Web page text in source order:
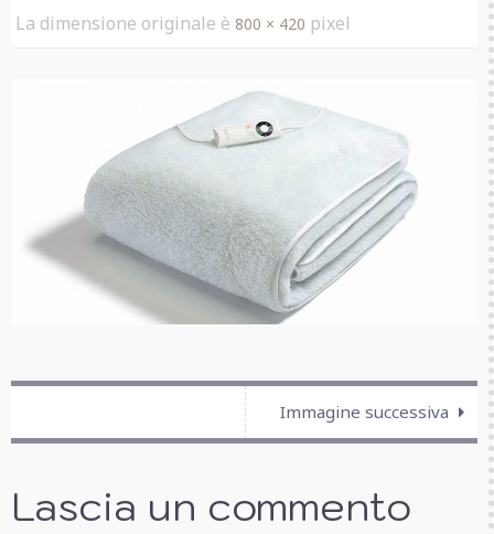
La dimensione originale è 800 × 420 pixel
Immagine successiva
Lascia un commento